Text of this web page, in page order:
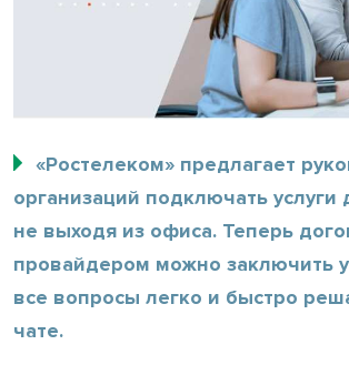
«Ростелеком» предлагает
организаций подключать услуги
не выходя из офиса. Теперь
провайдером можно заключить
все вопросы легко и быстро
чате.